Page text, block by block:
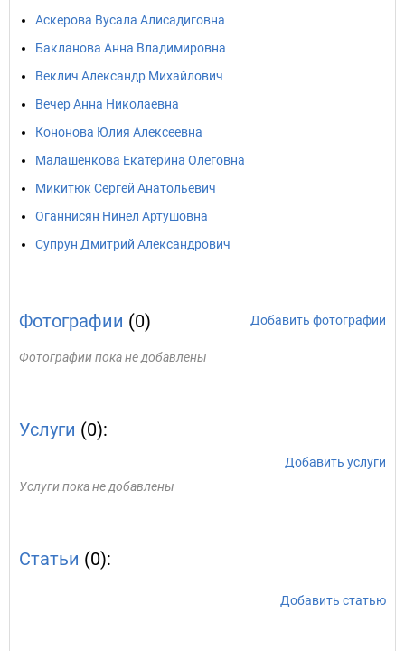
Аскерова Вусала Алисадиговна
Бакланова Анна Владимировна
Веклич Александр Михайлович
Вечер Анна Николаевна
Кононова Юлия Алексеевна
Малашенкова Екатерина Олеговна
Микитюк Сергей Анатольевич
Оганнисян Нинел Артушовна
Супрун Дмитрий Александрович
Фотографии (0) Добавить фотографии
Фотографии пока не добавлены
Услуги (0):
Добавить услуги
Услуги пока не добавлены
Статьи (0):
Добавить статью